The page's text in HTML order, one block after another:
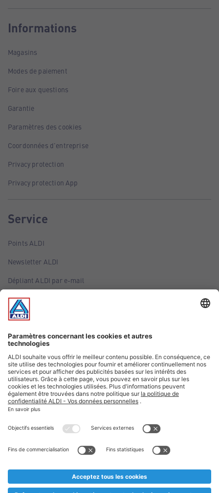
Informations
Magasins
Modes de paiement
Foire aux questions
Garantie
Paramètres des cookies
Coordonnées d'entreprise
Privacy protection
Privacy protection App
Service
Points ALDI
Newsletter ALDI
Dépliant ALDI par e-mail
Offres
Infos essentielles
Suivez ALDI Belgique
Textes marqués d'un astérisque et mentions légales
* Nous vendons ces articles temporairement et jusqu'à
au cas où, malgré le planning bien étudié, nous serions
prématurément en rupture de stock. Prix Recupel et TVA incl.
** Sur ce site, l’utilisation de la forme masculine a été adoptée